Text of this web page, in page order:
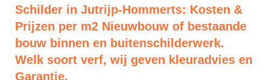
Schilder in Jutrijp-Hommerts: Kosten &
Prijzen per m2 Nieuwbouw of bestaande
bouw binnen en buitenschilderwerk.
Welk soort verf, wij geven kleuradvies en
Garantie.